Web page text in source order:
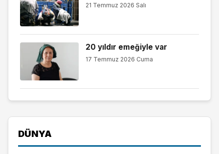
21 Temmuz 2026 Salı
20 yıldır emeğiyle var
17 Temmuz 2026 Cuma
DÜNYA